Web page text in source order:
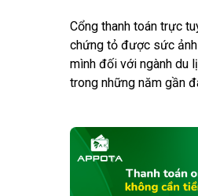
Cổng thanh toán trực
chứng tỏ được sức
mình đối với ngành du
trong những năm gần